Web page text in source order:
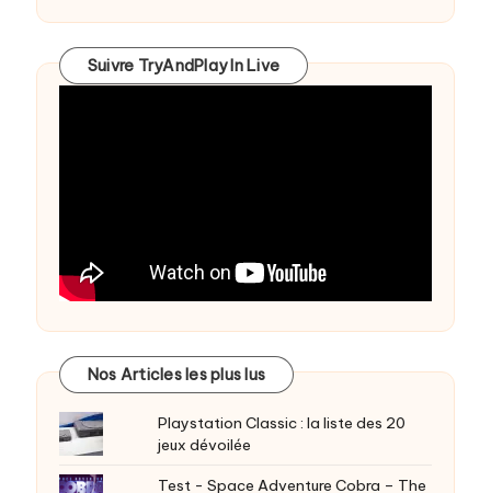
Suivre TryAndPlay In Live
Nos Articles les plus lus
Playstation Classic : la liste des 20
jeux dévoilée
Test - Space Adventure Cobra – The